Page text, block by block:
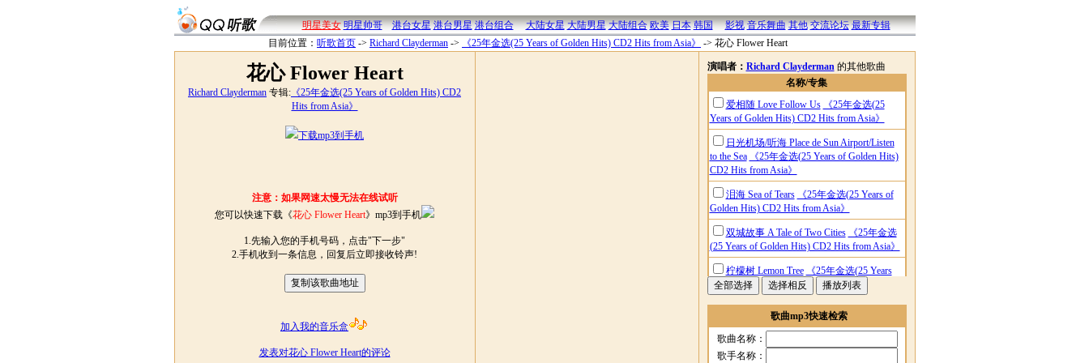
明星美女 明星帅哥 港台女星 港台男星 港台组合 大陆女星 大陆男星 大陆组合 欧美 日本 韩国 影视 音乐舞曲 其他 交流论坛 最新专辑
目前位置： 听歌首页 -> Richard Clayderman -> 《25年金选(25 Years of Golden Hits) CD2 Hits from Asia》 -> 花心 Flower Heart
花心 Flower Heart
Richard Clayderman 专辑: 《25年金选(25 Years of Golden Hits) CD2
Hits from Asia》
下载mp3到手机
注意：如果网速太慢无法在线试听
您可以快速下载《花心 Flower Heart》mp3到手机
1.先输入您的手机号码，点击"下一步"
2.手机收到一条信息，回复后立即接收铃声!
加入我的音乐盒
发表对花心 Flower Heart的评论
演唱者： Richard Clayderman的其他歌曲
名称/专集
爱相随 Love Follow Us
《25年金选(25
Years of Golden Hits) CD2 Hits from Asia》
日光机场/听海 Place de Sun Airport/Listen
to the Sea
《25年金选(25 Years of Golden Hits)
CD2 Hits from Asia》
泪海 Sea of Tears
《25年金选(25 Years of
Golden Hits) CD2 Hits from Asia》
双城故事 A Tale of Two Cities
《25年金选
(25 Years of Golden Hits) CD2 Hits from Asia》
柠檬树 Lemon Tree
《25年金选(25 Years
of Golden Hits) CD2 Hits from Asia》
丸子三兄弟 Dango Sankyodai
(25 Years of Golden Hits) CD2 Hits from Asia》
那么爱你为什么 Always 《25年金选(25
Years of Golden Hits) CD2 Hits from Asia》
歌曲mp3快速检索
歌曲名称：
歌手名称：